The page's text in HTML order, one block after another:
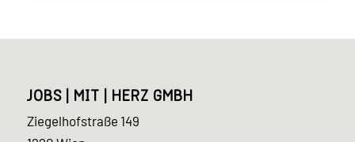
JOBS | MIT | HERZ GMBH
Ziegelhofstraße 149